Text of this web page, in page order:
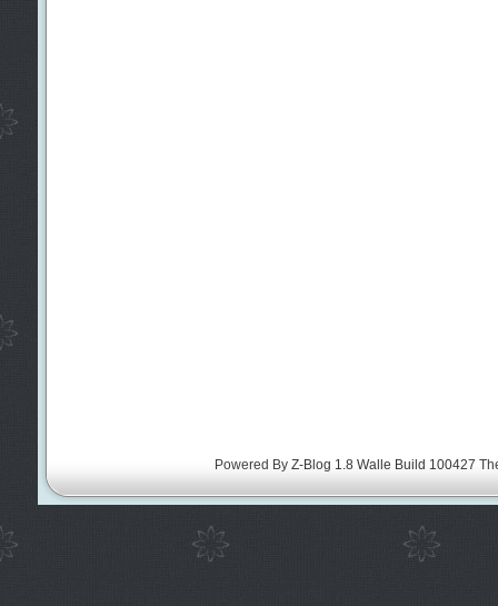
Powered By Z-Blog 1.8 Walle Build 100427